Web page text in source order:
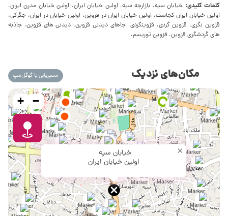
کلمات کلیدی: خیابان سپه، بازارچه سپه، اولین خیابان ایران، اولین خیابان مدرن ایران،
اولین خیابان ایران کجاست، اولین خیابان ایران در قزوین، اولین خیابان در ایران، جگرکی،
قزوین نگری، قزوین گردی، قزوینگردی، جاهای دیدنی قزوین، دیدنی های قزوین، جاذبه
های گردشگری قزوین، قزوین توریسم،
مکان‌های نزدیک مسیریابی با گوگل‌مپ
خیابان سپه
اولین خیابان ایران
×
+ −